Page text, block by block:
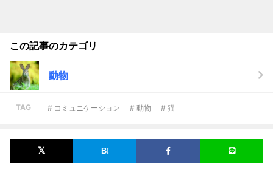
この記事のカテゴリ
動物
TAG # コミュニケーション # 動物 # 猫